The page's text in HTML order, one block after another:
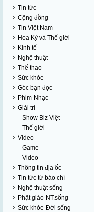
Tin tức
Cộng đồng
Tin Việt Nam
Hoa Kỳ và Thế giới
Kinh tế
Nghệ thuật
Thể thao
Sức khỏe
Góc bạn đọc
Phim-Nhạc
Giải trí
Show Biz Việt
Thế giới
Video
Game
Video
Thông tin địa ốc
Tin tức từ báo chí
Nghệ thuật sống
Phật giáo-NT.sống
Sức khỏe-Đời sống